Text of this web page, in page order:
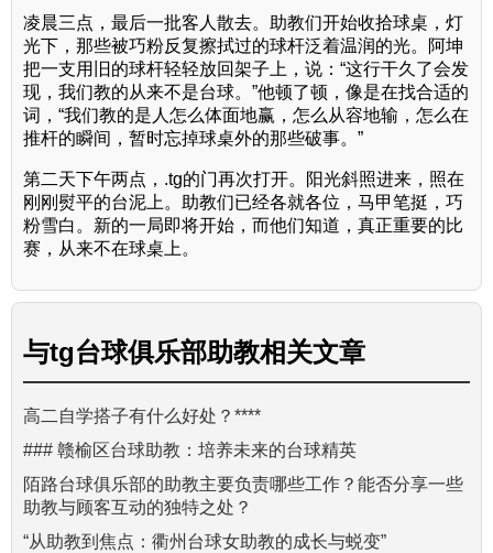
凌晨三点，最后一批客人散去。助教们开始收拾球桌，灯
光下，那些被巧粉反复擦拭过的球杆泛着温润的光。阿坤
把一支用旧的球杆轻轻放回架子上，说：“这行干久了会发
现，我们教的从来不是台球。”他顿了顿，像是在找合适的
词，“我们教的是人怎么体面地赢，怎么从容地输，怎么在
推杆的瞬间，暂时忘掉球桌外的那些破事。”
第二天下午两点，.tg的门再次打开。阳光斜照进来，照在
刚刚熨平的台泥上。助教们已经各就各位，马甲笔挺，巧
粉雪白。新的一局即将开始，而他们知道，真正重要的比
赛，从来不在球桌上。
与tg台球俱乐部助教相关文章
高二自学搭子有什么好处？****
### 赣榆区台球助教：培养未来的台球精英
陌路台球俱乐部的助教主要负责哪些工作？能否分享一些
助教与顾客互动的独特之处？
“从助教到焦点：衢州台球女助教的成长与蜕变”